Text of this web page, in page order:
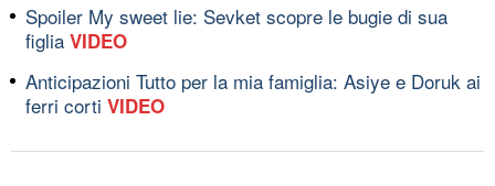
Spoiler My sweet lie: Sevket scopre le bugie di sua
figlia VIDEO
Anticipazioni Tutto per la mia famiglia: Asiye e Doruk ai
ferri corti VIDEO